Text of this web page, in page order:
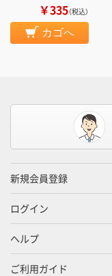
￥335（税込）
カゴへ
新規会員登録
ログイン
ヘルプ
ご利用ガイド